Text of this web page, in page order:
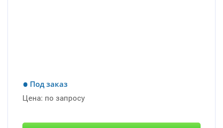
Под заказ
Цена: по запросу